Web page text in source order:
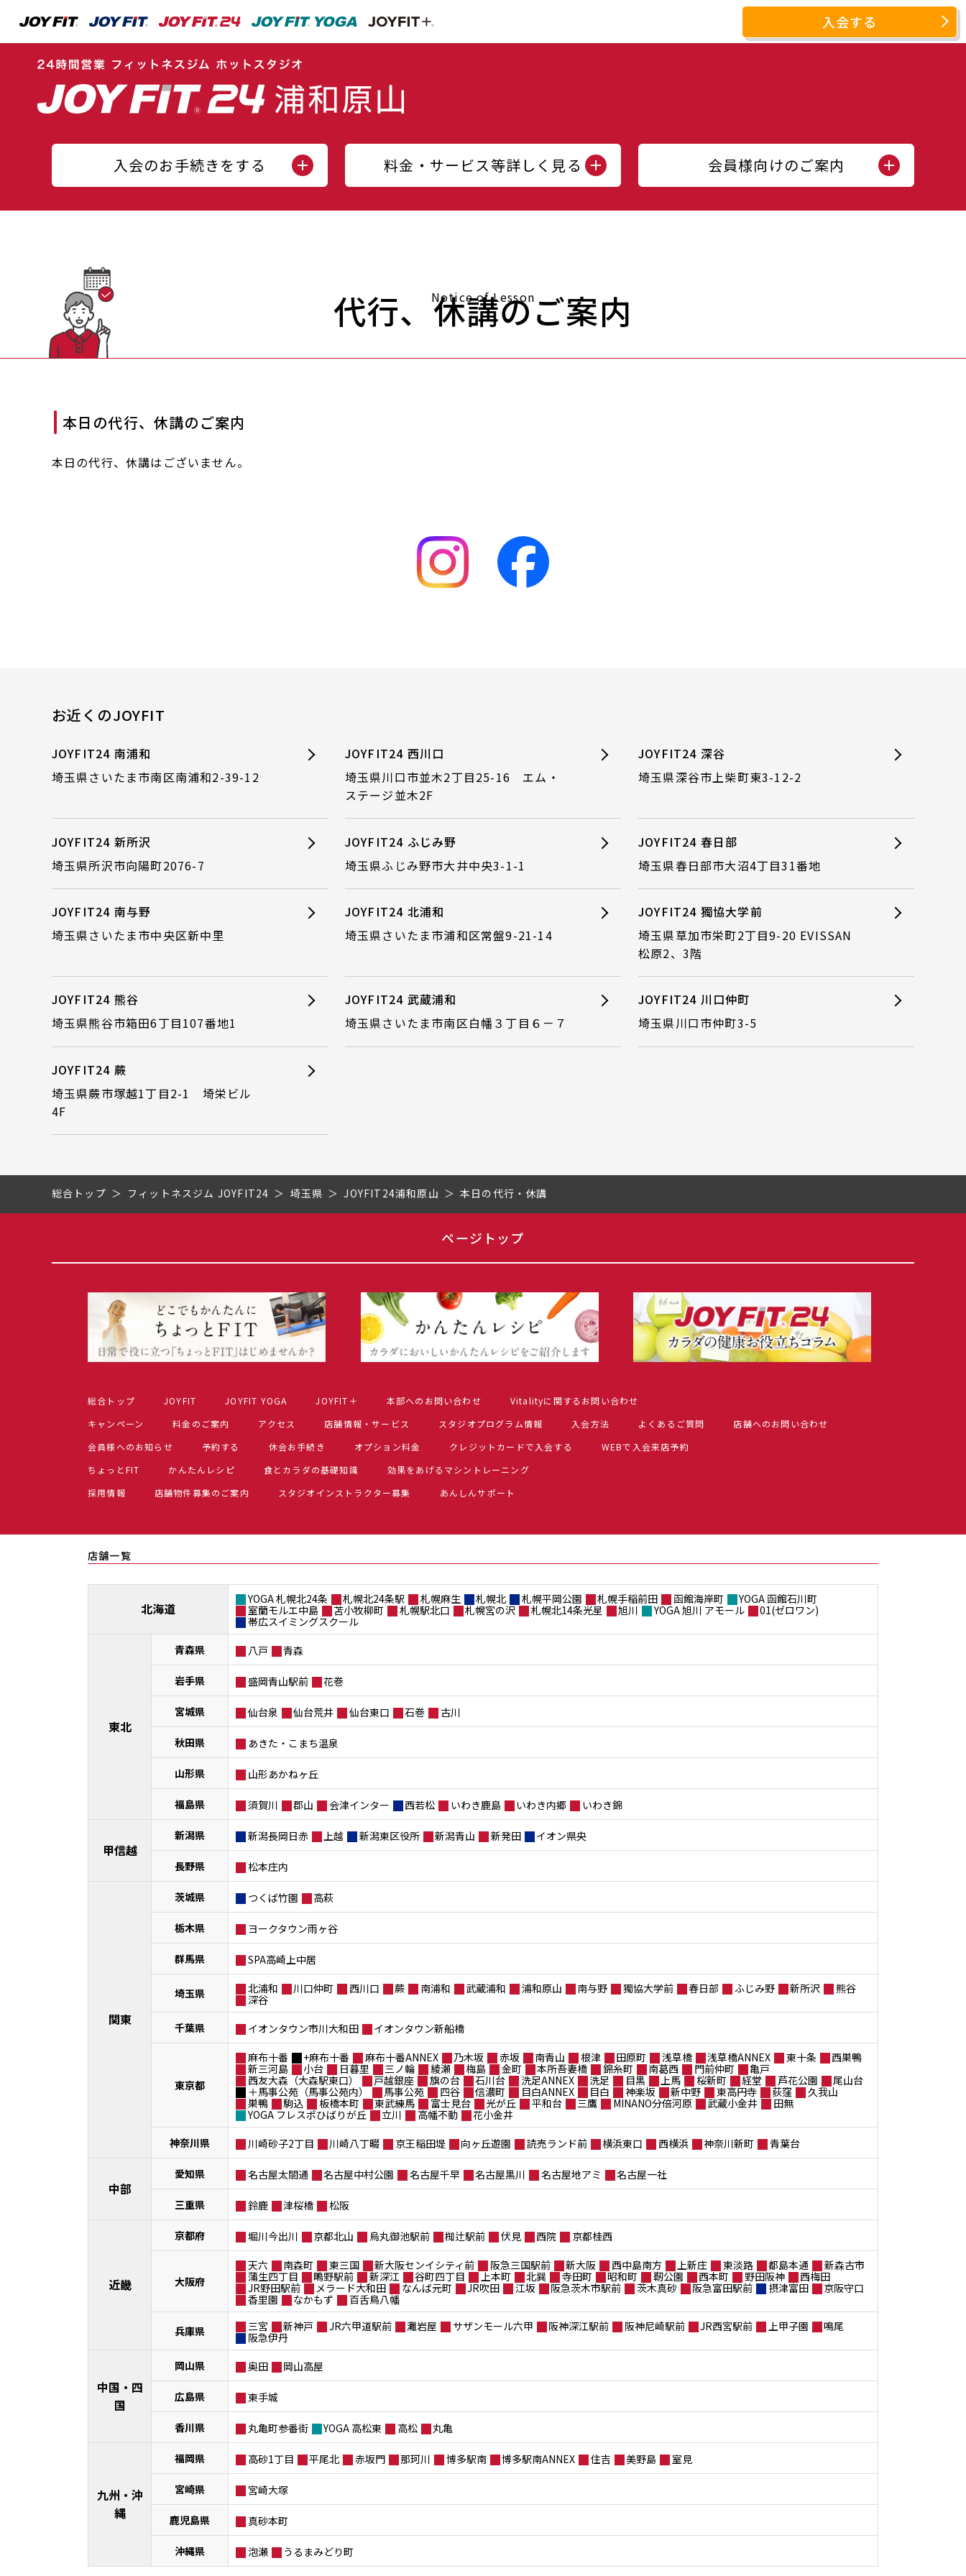
入会する
入会のお手続きをする 料金・サービス等詳しく見る 会員様向けのご案内
Notice of Lesson
代行、休講のご案内
本日の代行、休講のご案内
本日の代行、休講はございません。
お近くのJOYFIT
JOYFIT24 南浦和
埼玉県さいたま市南区南浦和2-39-12
JOYFIT24 西川口
埼玉県川口市並木2丁目25-16 エム・
ステージ並木2F
JOYFIT24 深谷
埼玉県深谷市上柴町東3-12-2
JOYFIT24 新所沢
埼玉県所沢市向陽町2076-7
JOYFIT24 ふじみ野
埼玉県ふじみ野市大井中央3-1-1
JOYFIT24 春日部
埼玉県春日部市大沼4丁目31番地
JOYFIT24 南与野
埼玉県さいたま市中央区新中里
JOYFIT24 北浦和
埼玉県さいたま市浦和区常盤9-21-14
JOYFIT24 獨協大学前
埼玉県草加市栄町2丁目9-20 EVISSAN
松原2、3階
JOYFIT24 熊谷
埼玉県熊谷市箱田6丁目107番地1
JOYFIT24 武蔵浦和
埼玉県さいたま市南区白幡３丁目６－７
JOYFIT24 川口仲町
埼玉県川口市仲町3-5
JOYFIT24 蕨
埼玉県蕨市塚越1丁目2-1 埼栄ビル
4F
総合トップ フィットネスジム JOYFIT24 埼玉県 JOYFIT24浦和原山 本日の代行・休講
ページトップ
総合トップ JOYFIT JOYFIT YOGA JOYFIT＋ 本部へのお問い合わせ
Vitalityに関するお問い合わせ
キャンペーン
料金のご案内 アクセス 店舗情報・サービス スタジオプログラム情報 入会方法 よくあるご質問
店舗へのお問い合わせ
会員様へのお知らせ
予約する 休会お手続き オプション料金 クレジットカードで入会する
WEBで入会来店予約
ちょっとFIT
かんたんレシピ 食とカラダの基礎知識
効果をあげるマシントレーニング
採用情報
店舗物件募集のご案内 スタジオインストラクター募集 あんしんサポート
店舗一覧
北海道
YOGA 札幌北24条 札幌北24条駅 札幌麻生 札幌北 札幌平岡公園 札幌手稲前田 函館海岸町
YOGA 函館石川町
室蘭モルエ中島
苫小牧柳町 札幌駅北口 札幌宮の沢 札幌北14条光星 旭川 YOGA 旭川 アモール
01(ゼロワン)
帯広スイミングスクール
東北
青森県 八戸 青森
岩手県 盛岡青山駅前 花巻
宮城県 仙台泉 仙台荒井 仙台東口 石巻 古川
秋田県 あきた・こまち温泉
山形県 山形あかねヶ丘
福島県 須賀川 郡山 会津インター 西若松 いわき鹿島 いわき内郷 いわき錦
甲信越
新潟県 新潟長岡日赤 上越 新潟東区役所 新潟青山 新発田 イオン県央
長野県 松本庄内
関東
茨城県 つくば竹園 高萩
栃木県 ヨークタウン雨ヶ谷
群馬県 SPA高崎上中居
埼玉県 北浦和 川口仲町 西川口 蕨 南浦和 武蔵浦和 浦和原山 南与野 獨協大学前 春日部 ふじみ野 新所沢
熊谷
深谷
千葉県
イオンタウン市川大和田 イオンタウン新船橋
東京都
麻布十番 +麻布十番 麻布十番ANNEX 乃木坂 赤坂 南青山 根津 田原町 浅草橋 浅草橋ANNEX 東十条
西巣鴨
新三河島
小台 日暮里 三ノ輪 綾瀬 梅島 金町 本所吾妻橋 錦糸町 南葛西 門前仲町
亀戸
西友大森（大森駅東口）
戸越銀座 旗の台 石川台 洗足ANNEX 洗足 目黒 上馬 桜新町 経堂 芦花公園
尾山台
＋馬事公苑（馬事公苑内）
馬事公苑 四谷 信濃町 目白ANNEX 目白 神楽坂 新中野 東高円寺 荻窪
久我山
巣鴨
駒込 板橋本町 東武練馬 富士見台 光が丘 平和台 三鷹 MINANO分倍河原 武蔵小金井
田無
YOGA フレスポひばりが丘
立川 高幡不動
花小金井
神奈川県
川崎砂子2丁目 川崎八丁畷 京王稲田堤 向ヶ丘遊園 読売ランド前 横浜東口 西横浜 神奈川新町 青葉台
中部
愛知県 名古屋太閤通 名古屋中村公園 名古屋千早 名古屋黒川 名古屋地アミ 名古屋一社
三重県 鈴鹿 津桜橋 松阪
近畿
京都府 堀川今出川 京都北山 烏丸御池駅前 椥辻駅前 伏見 西院 京都桂西
大阪府
天六 南森町 東三国 新大阪センイシティ前 阪急三国駅前 新大阪 西中島南方 上新庄 東淡路 都島本通
新森古市
蒲生四丁目
鴫野駅前 新深江 谷町四丁目 上本町 北巽 寺田町 昭和町 靭公園 西本町 野田阪神
西梅田
JR野田駅前
メラード大和田 なんば元町 JR吹田 江坂 阪急茨木市駅前 茨木真砂 阪急富田駅前 摂津富田
京阪守口
香里園
なかもず 百舌鳥八幡
兵庫県 三宮 新神戸 JR六甲道駅前 灘岩屋 サザンモール六甲 阪神深江駅前 阪神尼崎駅前 JR西宮駅前 上甲子園
鳴尾
阪急伊丹
中国・四
国
岡山県 奥田 岡山高屋
広島県 東手城
香川県 丸亀町参番街 YOGA 高松東 高松 丸亀
九州・沖
縄
福岡県 高砂1丁目 平尾北 赤坂門 那珂川 博多駅南 博多駅南ANNEX 住吉 美野島 室見
宮崎県 宮崎大塚
鹿児島県 真砂本町
沖縄県 泡瀬 うるまみどり町